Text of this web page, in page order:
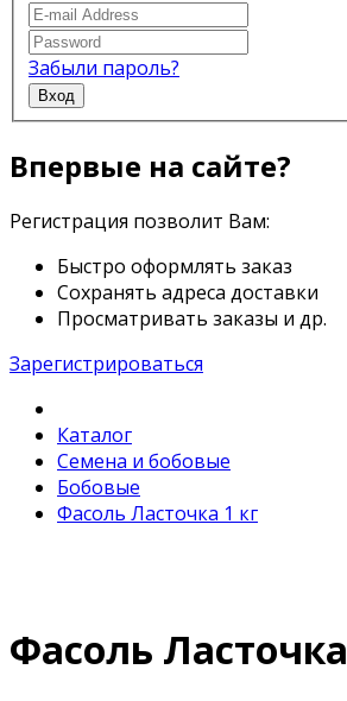
Забыли пароль?
Вход
Впервые на сайте?
Регистрация позволит Вам:
Быстро оформлять заказ
Сохранять адреса доставки
Просматривать заказы и др.
Зарегистрироваться
Каталог
Семена и бобовые
Бобовые
Фасоль Ласточка 1 кг
Фасоль Ласточка